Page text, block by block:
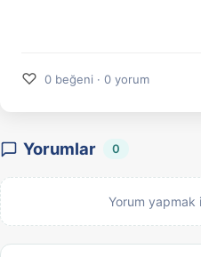
♡ 0 beğeni · 0 yorum
Yorumlar 0
Yorum yapmak